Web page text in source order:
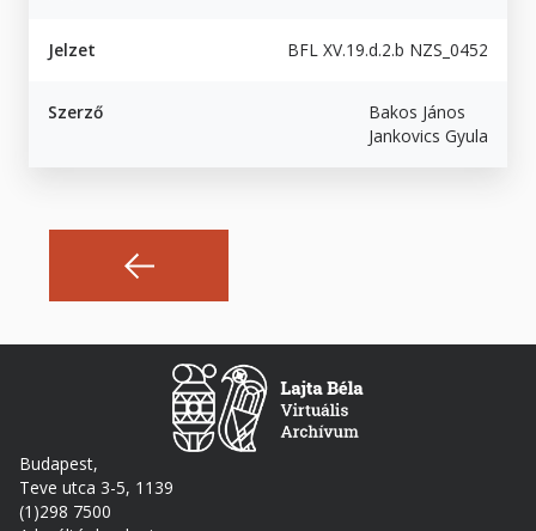
Jelzet BFL XV.19.d.2.b NZS_0452
Szerző
Bakos János
Jankovics Gyula
Budapest,
Teve utca 3-5, 1139
(1)298 7500